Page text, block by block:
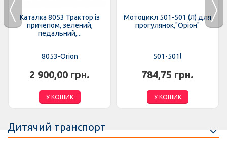
Каталка 8053 Трактор із
причепом, зелений,
педальний,...
8053-Orion
2 900,00 грн.
У КОШИК
Мотоцикл 501-501 (Л) для
прогулянок,"Оріон"
501-501l
784,75 грн.
У КОШИК
Дитячий транспорт